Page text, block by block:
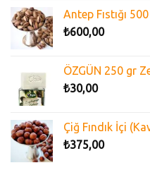
Antep Fıstığı
₺600,00
ÖZGÜN 250 gr
₺30,00
Çiğ Fındık İçi
₺375,00